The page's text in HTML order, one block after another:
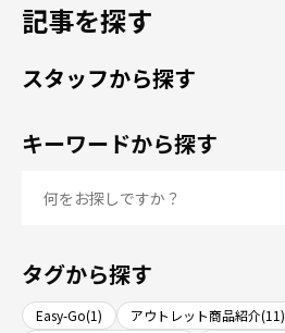
記事を探す
スタッフから探す
キーワードから探す
タグから探す
Easy-Go(1)
アウトレット商品紹介(11)